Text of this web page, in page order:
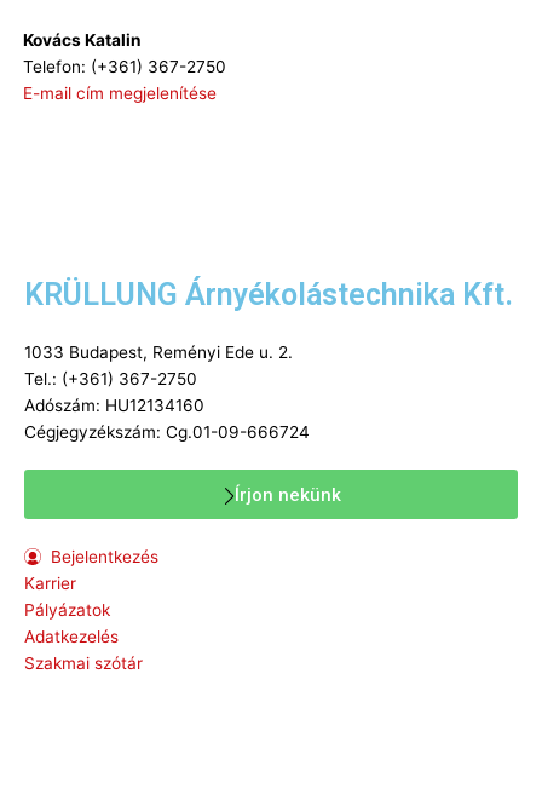
Kovács Katalin
Telefon: (+361) 367-2750
E-mail cím megjelenítése
KRÜLLUNG Árnyékolástechnika Kft.
1033 Budapest, Reményi Ede u. 2.
Tel.: (+361) 367-2750
Adószám: HU12134160
Cégjegyzékszám: Cg.01-09-666724
Írjon nekünk
Bejelentkezés
Karrier
Pályázatok
Adatkezelés
Szakmai szótár